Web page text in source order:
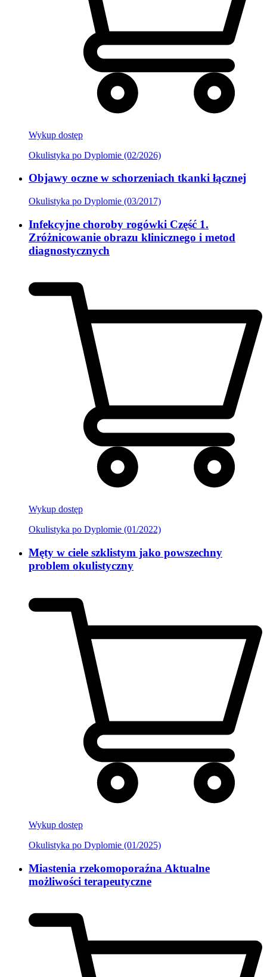
Wykup dostęp
Okulistyka po Dyplomie (02/2026)
Objawy oczne w schorzeniach tkanki łącznej
Okulistyka po Dyplomie (03/2017)
Infekcyjne choroby rogówki Część 1.
Zróżnicowanie obrazu klinicznego i metod
diagnostycznych
Wykup dostęp
Okulistyka po Dyplomie (01/2022)
Męty w ciele szklistym jako powszechny
problem okulistyczny
Wykup dostęp
Okulistyka po Dyplomie (01/2025)
Miastenia rzekomoporaźna Aktualne
możliwości terapeutyczne